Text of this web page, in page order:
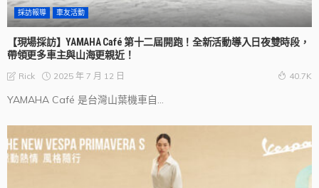
採訪報導 車友活動
【現場採訪】YAMAHA Café 第十二屆開跑！全新活動導入日夜雙時段，
帶領更多車主與山海更親近！
Rick 2025 年 7 月 12 日 40.7K
YAMAHA Café 是台灣山葉機車自...